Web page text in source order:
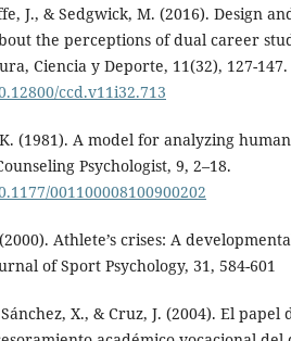
J., & Sedgwick, M. (2016). Design
the perceptions of dual career
Ciencia y Deporte, 11(32), 127-147.
ccd.v11i32.713
(1981). A model for analyzing
Psychologist, 9, 2–18.
001100008100900202
Athlete’s crises: A
of Sport Psychology, 31, 584-601
X., & Cruz, J. (2004). El papel